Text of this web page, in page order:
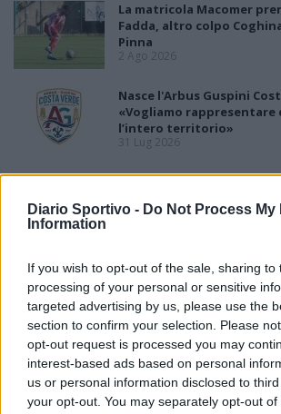
Diario Sportivo - Do Not Process My
Information
If you wish to opt-out of the sale, sharing to
processing of your personal or sensitive
targeted advertising by us, please use the
section to confirm your selection. Please
opt-out request is processed you may
interest-based ads based on personal
us or personal information disclosed to
your opt-out. You may separately opt-out
La matricola Macomer
Fadda, altro colpo
Pinna
2 Ago 2026
Nasce l'Arbus Guspini
«Vogliamo rappresentare
l’intero territorio»
31 Lug 2026
Il Sant'Elena si riprende il